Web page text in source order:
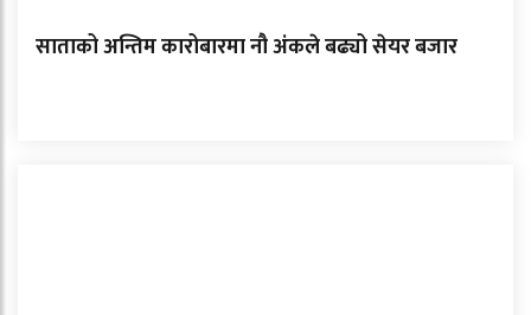
साताको अन्तिम कारोबारमा नौ अंकले बढ्यो सेयर बजार